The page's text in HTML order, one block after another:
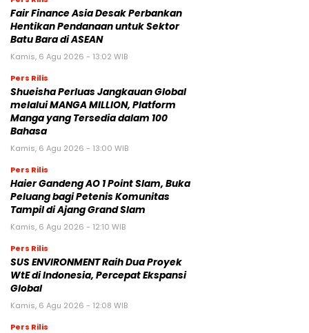
Fair Finance Asia Desak Perbankan
Hentikan Pendanaan untuk Sektor
Batu Bara di ASEAN
Kamis, 6 Agu 2026 - 13:02 WIB
Pers Rilis
Shueisha Perluas Jangkauan Global
melalui MANGA MILLION, Platform
Manga yang Tersedia dalam 100
Bahasa
Kamis, 6 Agu 2026 - 13:00 WIB
Pers Rilis
Haier Gandeng AO 1 Point Slam, Buka
Peluang bagi Petenis Komunitas
Tampil di Ajang Grand Slam
Kamis, 6 Agu 2026 - 12:10 WIB
Pers Rilis
SUS ENVIRONMENT Raih Dua Proyek
WtE di Indonesia, Percepat Ekspansi
Global
Kamis, 6 Agu 2026 - 12:08 WIB
Pers Rilis